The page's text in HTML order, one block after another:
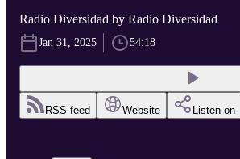
Radio Diversidad by Radio Diversidad
Jan 31, 2025 54:18
RSS feed Website Listen on